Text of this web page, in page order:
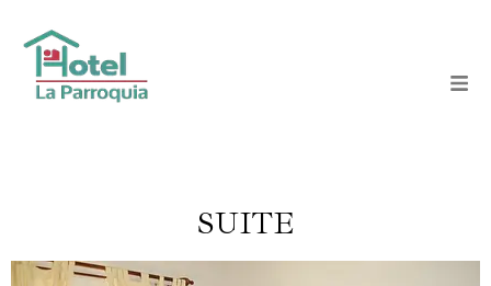
SUITE